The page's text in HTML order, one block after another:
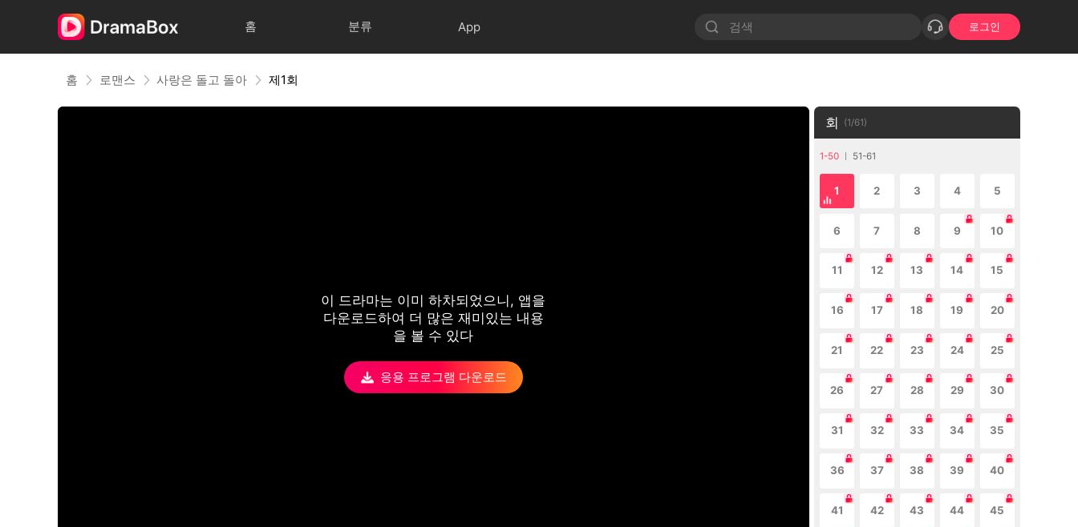
홈 분류 App 로그인
홈 로맨스 사랑은 돌고 돌아 제1회
이 드라마는 이미 하차되었으니, 앱을
다운로드하여 더 많은 재미있는 내용
을 볼 수 있다
응용 프로그램 다운로드
회 (1/61)
1-50 51-61
1 2 3 4 5
6 7 8 9 10
11 12 13 14 15
16 17 18 19 20
21 22 23 24 25
26 27 28 29 30
31 32 33 34 35
36 37 38 39 40
41 42 43 44 45